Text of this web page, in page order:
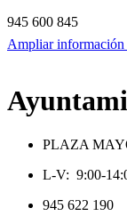
945 600 845
Ampliar información
PLAZA
L-V: 9:00-
945 622 190